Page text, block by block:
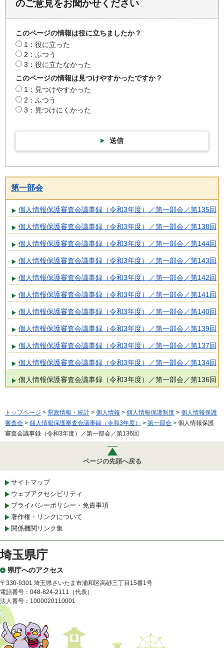
のご意見をお聞かせください
このページの情報は役に立ちましたか？
1：役に立った
2：ふつう
3：役に立たなかった
このページの情報は見つけやすかったですか？
1：見つけやすかった
2：ふつう
3：見つけにくかった
送信
第一部会
個人情報保護審査会議事録（令和3年度）／第一部会／第135回
個人情報保護審査会議事録（令和3年度）／第一部会／第138回
個人情報保護審査会議事録（令和3年度）／第一部会／第144回
個人情報保護審査会議事録（令和3年度）／第一部会／第143回
個人情報保護審査会議事録（令和3年度）／第一部会／第142回
個人情報保護審査会議事録（令和3年度）／第一部会／第141回
個人情報保護審査会議事録（令和3年度）／第一部会／第140回
個人情報保護審査会議事録（令和3年度）／第一部会／第139回
個人情報保護審査会議事録（令和3年度）／第一部会／第137回
個人情報保護審査会議事録（令和3年度）／第一部会／第134回
個人情報保護審査会議事録（令和3年度）／第一部会／第136回
トップページ > 県政情報・統計 > 個人情報 > 個人情報保護制度 > 個人情報保護
審査会 > 個人情報保護審査会議事録（令和3年度） > 第一部会 > 個人情報保護
審査会議事録（令和3年度）／第一部会／第136回
ページの先頭へ戻る
サイトマップ
ウェブアクセシビリティ
プライバシーポリシー・免責事項
著作権・リンクについて
関係機関リンク集
埼玉県庁
県庁へのアクセス
〒330-9301 埼玉県さいたま市浦和区高砂三丁目15番1号
電話番号：048-824-2111（代表）
法人番号：1000020110001